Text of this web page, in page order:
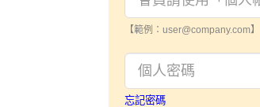
【範例：user@company.com】
忘記密碼